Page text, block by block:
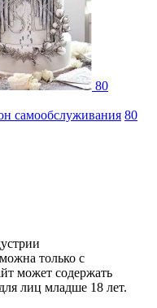
80
самообслуживания 80
только с
может содержать
лиц младше 18 лет.